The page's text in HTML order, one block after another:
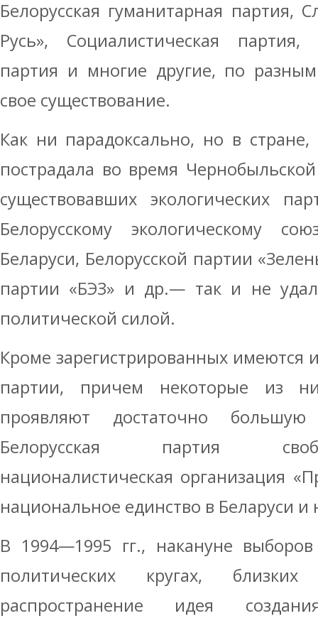
Белорусская гуманитарная партия,
Русь», Социалистическая партия,
партия и многие другие, по
свое существование.
Как ни парадоксально, но в
пострадала во время
существовавших экологических
Белорусскому экологическому
Беларуси, Белорусской партии
партии «БЭЗ» и др.— так и не
политической силой.
Кроме зарегистрированных имеются
партии, причем некоторые из
проявляют достаточно
Белорусская партия
националистическая организация
национальное единство в Беларуси и
В 1994—1995 гг., накануне
политических кругах,
распространение идея